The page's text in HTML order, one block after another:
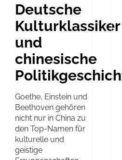
Deutsche
Kulturklassiker
und
chinesische
Goethe, Einstein und
Beethoven gehören
nicht nur in China zu
den Top-Namen für
kulturelle und
geistige